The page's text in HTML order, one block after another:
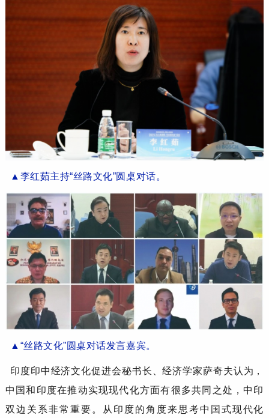
▲ 李红茹主持“丝路文化”圆桌对话。
▲ “丝路文化”圆桌对话发言嘉宾。
印度印中经济文化促进会秘书长、经济学家萨奇夫认为，
中国和印度在推动实现现代化方面有很多共同之处，中印
双边关系非常重要。从印度的角度来思考中国式现代化